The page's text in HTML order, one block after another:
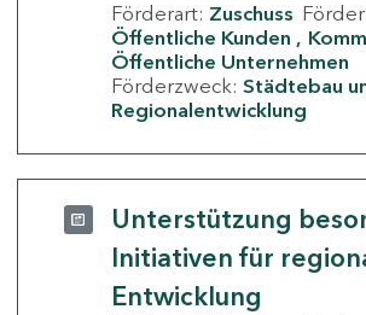
Förderart: Zuschuss
Öffentliche Kunden
Öffentliche Unternehmen
Förderzweck: Städtebau
Regionalentwicklung
Unterstützung
Initiativen für
Entwicklung